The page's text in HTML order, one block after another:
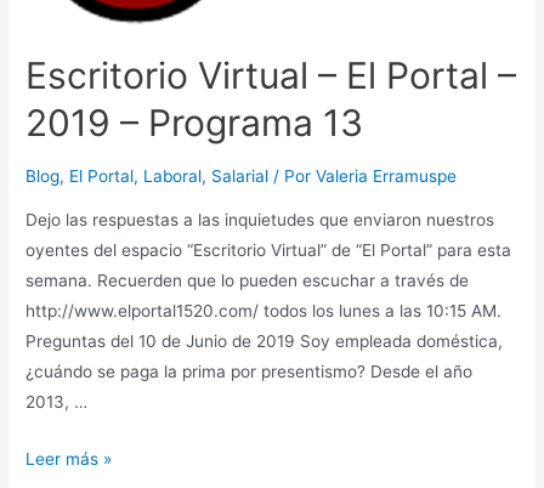
Escritorio Virtual – El Portal –
2019 – Programa 13
Blog, El Portal, Laboral, Salarial / PorValeria Erramuspe
Dejo las respuestas a las inquietudes que enviaron nuestros
oyentes del espacio “Escritorio Virtual” de “El Portal” para esta
semana. Recuerden que lo pueden escuchar a través de
http://www.elportal1520.com/ todos los lunes a las 10:15 AM.
Preguntas del 10 de Junio de 2019 Soy empleada doméstica,
¿cuándo se paga la prima por presentismo? Desde el año
2013, …
Escritorio
Leer más »